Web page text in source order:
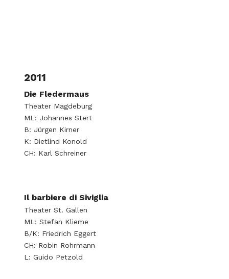
2011
Die Fledermaus
Theater Magdeburg
ML: Johannes Stert
B: Jürgen Kirner
K: Dietlind Konold
CH: Karl Schreiner
Il barbiere di Siviglia
Theater St. Gallen
ML: Stefan Klieme
B/K: Friedrich Eggert
CH: Robin Rohrmann
L: Guido Petzold